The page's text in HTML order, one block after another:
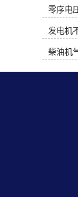
从发动
芯。（
（3）
洁，避
箱。（
“负”
连接器
图1 电
油电控
统是一
机的
疲劳）
弹簧垫
止持久
等与油
件（如
防混用
变形，
机官
封胶
清理
范杂质
属油